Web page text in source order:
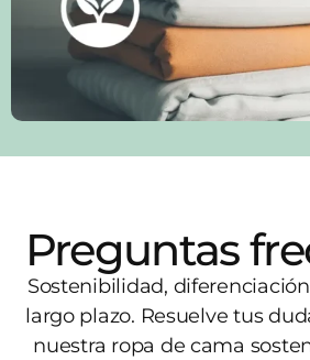
Preguntas
Sostenibilidad,
largo plazo. Resuelve tus
nuestra ropa de cama